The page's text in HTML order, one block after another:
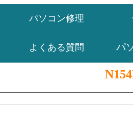
パソコン修理
よくある質問 パ